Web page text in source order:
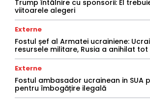
Trump întâlnire cu sponsorii: El
viitoarele alegeri
Externe
Fostul șef al Armatei ucrainiene:
resursele militare, Rusia a anihilat tot
Externe
Fostul ambasador ucrainean in SUA
pentru îmbogățire ilegală